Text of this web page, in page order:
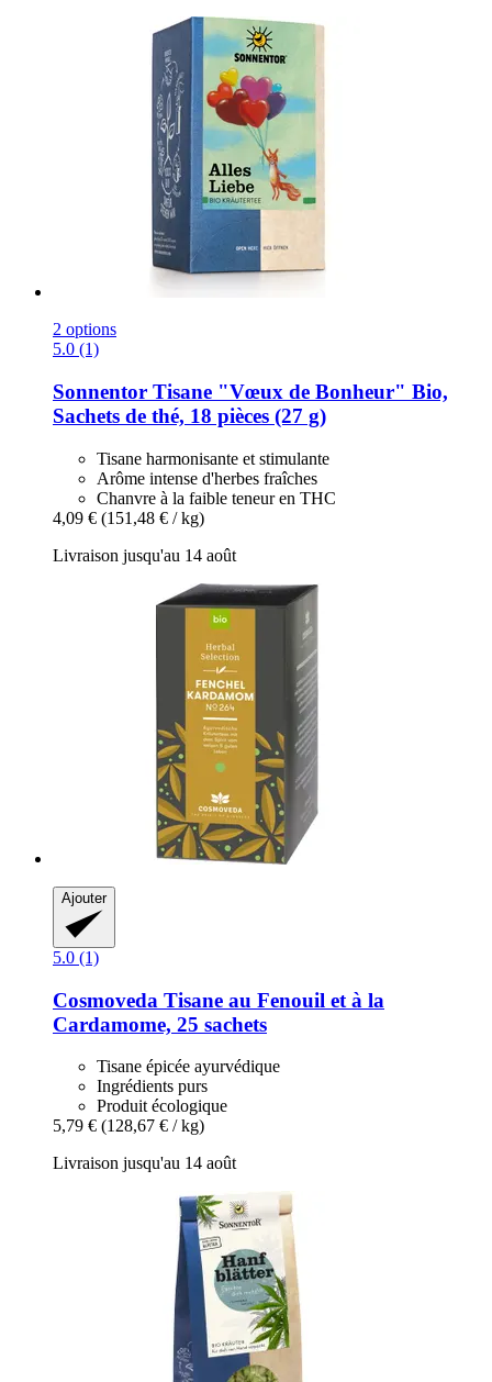
2 options
5.0 (1)
Sonnentor Tisane "Vœux de Bonheur" Bio,
Sachets de thé, 18 pièces (27 g)
Tisane harmonisante et stimulante
Arôme intense d'herbes fraîches
Chanvre à la faible teneur en THC
4,09 € (151,48 € / kg)
Livraison jusqu'au 14 août
Ajouter
5.0 (1)
Cosmoveda Tisane au Fenouil et à la
Cardamome, 25 sachets
Tisane épicée ayurvédique
Ingrédients purs
Produit écologique
5,79 € (128,67 € / kg)
Livraison jusqu'au 14 août